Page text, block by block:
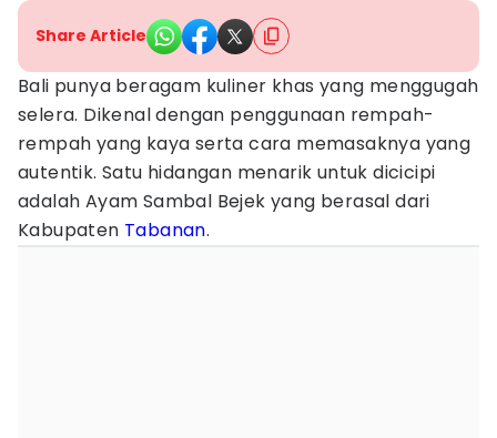
Share Article
Bali punya beragam kuliner khas yang menggugah
selera. Dikenal dengan penggunaan rempah-
rempah yang kaya serta cara memasaknya yang
autentik. Satu hidangan menarik untuk dicicipi
adalah Ayam Sambal Bejek yang berasal dari
Kabupaten Tabanan.